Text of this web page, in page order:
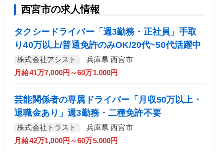
西宮市の求人情報
タクシードライバー「週3勤務・正社員」手取
り40万以上/普通免許のみOK/20代~50代活躍中
株式会社アシスト
兵庫県 西宮市
月給41万7,000円～60万1,000円
芸能関係者の専属ドライバー「月収50万以上・
退職金あり」週3勤務・二種免許不要
株式会社トラスト
兵庫県 西宮市
月給42万1,000円～60万5,000円